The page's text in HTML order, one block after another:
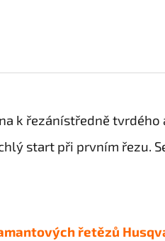
k řezánístředně
start při prvním řezu.
řetězů